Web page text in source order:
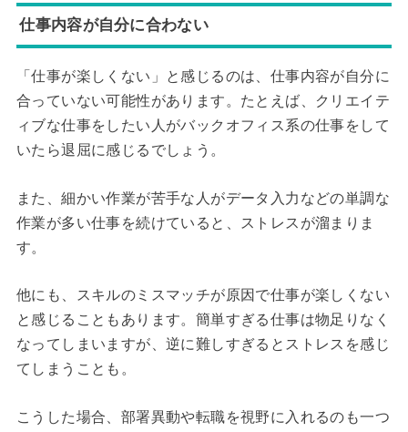
仕事内容が自分に合わない
「仕事が楽しくない」と感じるのは、仕事内容が自分に
合っていない可能性があります。たとえば、クリエイテ
ィブな仕事をしたい人がバックオフィス系の仕事をして
いたら退屈に感じるでしょう。
また、細かい作業が苦手な人がデータ入力などの単調な
作業が多い仕事を続けていると、ストレスが溜まりま
す。
他にも、スキルのミスマッチが原因で仕事が楽しくない
と感じることもあります。簡単すぎる仕事は物足りなく
なってしまいますが、逆に難しすぎるとストレスを感じ
てしまうことも。
こうした場合、部署異動や転職を視野に入れるのも一つ